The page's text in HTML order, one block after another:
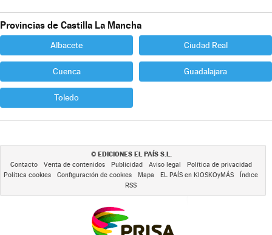
Provincias de Castilla La Mancha
Albacete Ciudad Real
Cuenca Guadalajara
Toledo
© EDICIONES EL PAÍS S.L.
Contacto Venta de contenidos Publicidad Aviso legal
Política de privacidad
Política cookies
Configuración de cookies Mapa EL PAÍS en KIOSKOyMÁS
Índice
RSS